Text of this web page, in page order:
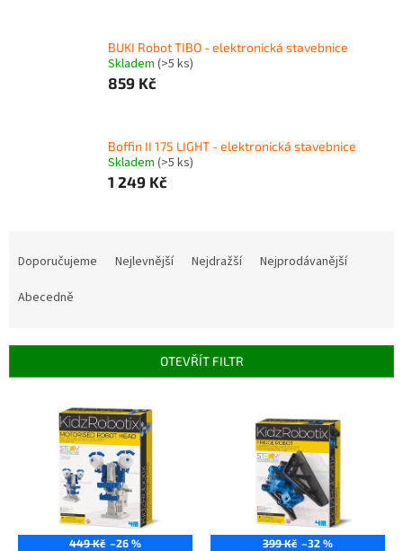
BUKI Robot TIBO - elektronická stavebnice
Skladem (>5 ks)
859 Kč
Boffin II 175 LIGHT - elektronická stavebnice
Skladem (>5 ks)
1 249 Kč
r
Doporučujeme Nejlevnější Nejdražší
Nejprodávanější
Abecedně
OTEVŘÍT FILTR
449 Kč –26 % 399 Kč –32 %